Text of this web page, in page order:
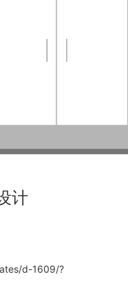
计
d-1609/?